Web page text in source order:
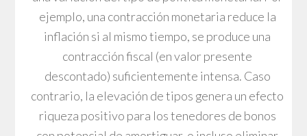
ejemplo, una contracción monetaria reduce la
inflación si al mismo tiempo, se produce una
contracción fiscal (en valor presente
descontado) suficientemente intensa. Caso
contrario, la elevación de tipos genera un efecto
riqueza positivo para los tenedores de bonos